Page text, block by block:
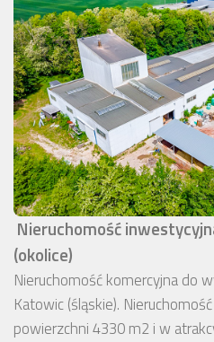
Nieruchomość
(okolice)
Nieruchomość komercyjna do
Katowic (śląskie).
powierzchni 4330 m2 i w